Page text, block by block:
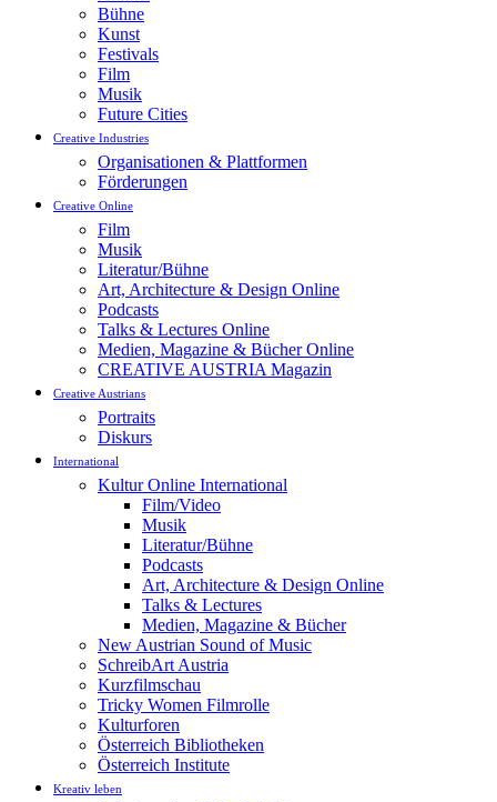
Bühne
Kunst
Festivals
Film
Musik
Future Cities
Creative Industries
Organisationen & Plattformen
Förderungen
Creative Online
Film
Musik
Literatur/Bühne
Art, Architecture & Design Online
Podcasts
Talks & Lectures Online
Medien, Magazine & Bücher Online
CREATIVE AUSTRIA Magazin
Creative Austrians
Portraits
Diskurs
International
Kultur Online International
Film/Video
Musik
Literatur/Bühne
Podcasts
Art, Architecture & Design Online
Talks & Lectures
Medien, Magazine & Bücher
New Austrian Sound of Music
SchreibArt Austria
Kurzfilmschau
Tricky Women Filmrolle
Kulturforen
Österreich Bibliotheken
Österreich Institute
Kreativ leben